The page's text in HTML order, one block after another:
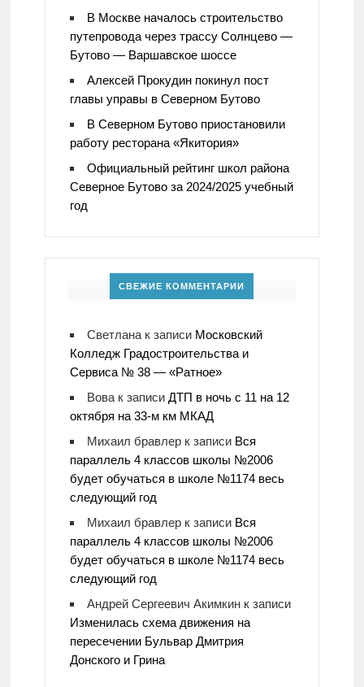
В Москве началось строительство
путепровода через трассу Солнцево —
Бутово — Варшавское шоссе
Алексей Прокудин покинул пост
главы управы в Северном Бутово
В Северном Бутово приостановили
работу ресторана «Якитория»
Официальный рейтинг школ района
Северное Бутово за 2024/2025 учебный
год
СВЕЖИЕ КОММЕНТАРИИ
Светланак записи Московский
Колледж Градостроительства и
Сервиса № 38 — «Ратное»
Вовак записи ДТП в ночь с 11 на 12
октября на 33-м км МКАД
Михаил бравлерк записи Вся
параллель 4 классов школы №2006
будет обучаться в школе №1174 весь
следующий год
Михаил бравлерк записи Вся
параллель 4 классов школы №2006
будет обучаться в школе №1174 весь
следующий год
Андрей Сергеевич Акимкинк записи
Изменилась схема движения на
пересечении Бульвар Дмитрия
Донского и Грина